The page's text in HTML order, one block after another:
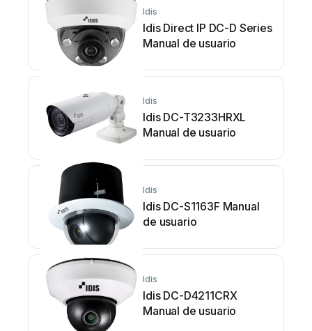
Idis
Idis Direct IP DC-D Series
Manual de usuario
Idis
Idis DC-T3233HRXL
Manual de usuario
Idis
Idis DC-S1163F Manual
de usuario
Idis
Idis DC-D4211CRX
Manual de usuario